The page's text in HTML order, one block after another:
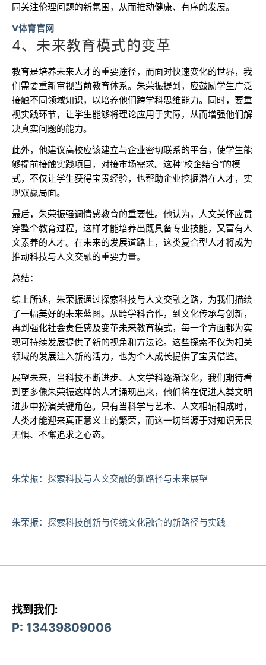
同关注伦理问题的新氛围，从而推动健康、有序的发展。
V体育官网
4、未来教育模式的变革
教育是培养未来人才的重要途径，而面对快速变化的世界，我
们需要重新审视当前教育体系。朱荣振提到，应鼓励学生广泛
接触不同领域知识，以培养他们跨学科思维能力。同时，要重
视实践环节，让学生能够将理论应用于实际，从而增强他们解
决真实问题的能力。
此外，他建议高校应该建立与企业密切联系的平台，使学生能
够提前接触实践项目，对接市场需求。这种“校企结合”的模
式，不仅让学生获得宝贵经验，也帮助企业挖掘潜在人才，实
现双赢局面。
最后，朱荣振强调情感教育的重要性。他认为，人文关怀应贯
穿整个教育过程，这样才能培养出既具备专业技能，又富有人
文素养的人才。在未来的发展道路上，这类复合型人才将成为
推动科技与人文交融的重要力量。
总结：
综上所述，朱荣振通过探索科技与人文交融之路，为我们描绘
了一幅美好的未来蓝图。从跨学科合作，到文化传承与创新，
再到强化社会责任感及变革未来教育模式，每一个方面都为实
现可持续发展提供了新的视角和方法论。这些探索不仅为相关
领域的发展注入新的活力，也为个人成长提供了宝贵借鉴。
展望未来，当科技不断进步、人文学科逐渐深化，我们期待看
到更多像朱荣振这样的人才涌现出来，他们将在促进人类文明
进步中扮演关键角色。只有当科学与艺术、人文相辅相成时，
人类才能迎来真正意义上的繁荣，而这一切皆源于对知识无畏
无惧、不懈追求之心态。
朱荣振：探索科技与人文交融的新路径与未来展望
朱荣振：探索科技创新与传统文化融合的新路径与实践
找到我们:
P: 13439809006